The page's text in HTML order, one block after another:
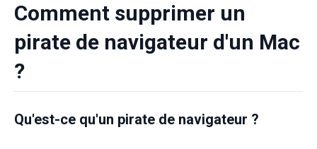
Comment supprimer un
pirate de navigateur d'un Mac
?
Qu'est-ce qu'un pirate de navigateur ?